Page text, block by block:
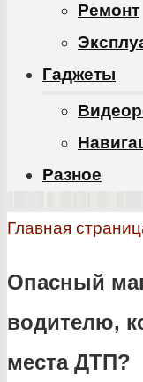
Ремонт
Гаджеты
Разное
Главная
Опасный
водителю,
места ДТП?